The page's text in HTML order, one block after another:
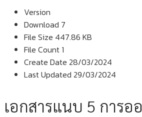
Version
Download 7
File Size 447.86 KB
File Count 1
Create Date 28/03/2024
Last Updated 29/03/2024
เอกสารแนบ 5 การอ